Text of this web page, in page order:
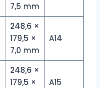
7,5 mm
248,6 ×
179,5 ×
7,0 mm
A14
248,6 ×
179,5 ×
A15